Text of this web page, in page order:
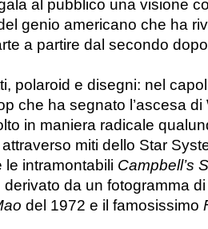
al pubblico una visione
genio americano che ha
a partire dal secondo
polaroid e disegni: nel
che ha segnato l’ascesa di
in maniera radicale
miti dello Star
intramontabili Campbell’s
derivato da un fotogramma
del 1972 e il famosissimo